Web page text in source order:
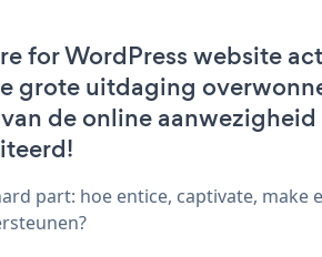
for WordPress website
grote uitdaging
de online aanwezigheid
part: hoe entice, captivate, make